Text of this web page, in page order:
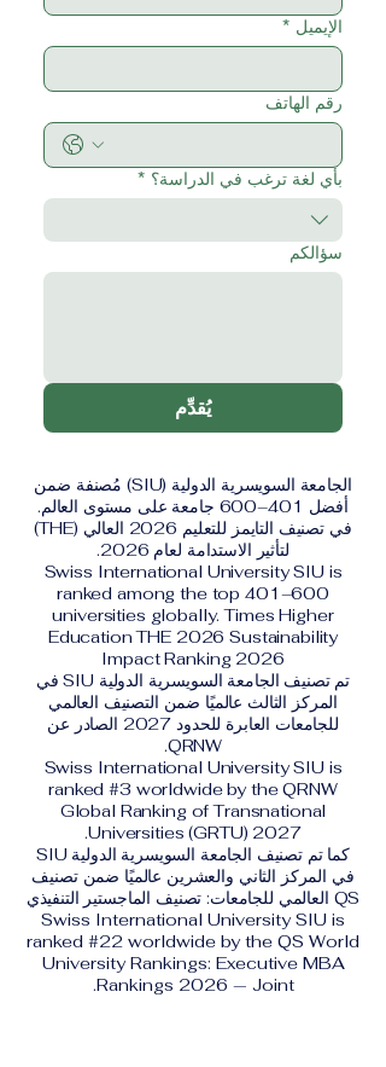
الإيميل *
رقم الهاتف
بأي لغة ترغب في الدراسة؟ *
سؤالكم
يُقدِّم
الجامعة السويسرية الدولية (SIU) مُصنفة ضمن
أفضل 401–600 جامعة على مستوى العالم.
في تصنيف التايمز للتعليم 2026 العالي (THE)
لتأثير الاستدامة لعام 2026.
Swiss International University SIU is
ranked among the top 401–600
universities globally. Times Higher
Education THE 2026 Sustainability
Impact Ranking 2026
تم تصنيف الجامعة السويسرية الدولية SIU في
المركز الثالث عالميًا ضمن التصنيف العالمي
للجامعات العابرة للحدود 2027 الصادر عن
QRNW.
Swiss International University SIU is
ranked #3 worldwide by the QRNW
Global Ranking of Transnational
Universities (GRTU) 2027.
كما تم تصنيف الجامعة السويسرية الدولية SIU
في المركز الثاني والعشرين عالميًا ضمن تصنيف
QS العالمي للجامعات: تصنيف الماجستير التنفيذي
Swiss International University SIU is
ranked #22 worldwide by the QS World
University Rankings: Executive MBA
Rankings 2026 — Joint.